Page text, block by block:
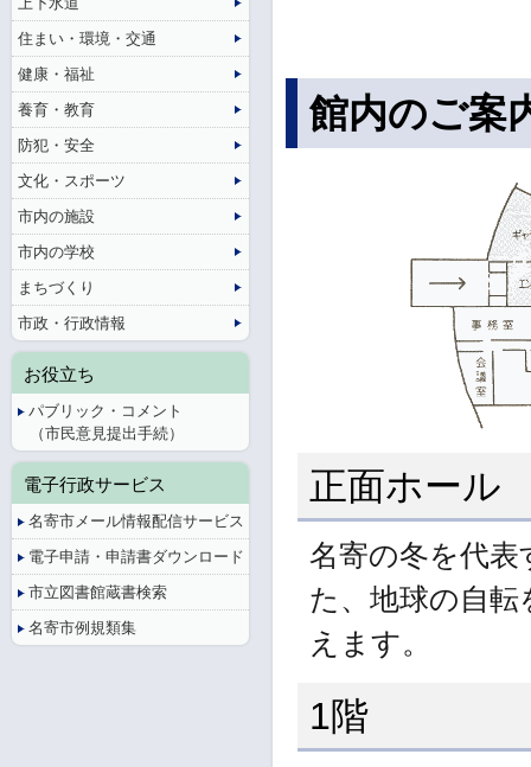
館内のご案
正面ホール
名寄の冬を代
た、地球の自
えます。
1階
住まい・環境・交通
健康・福祉
養育・教育
防犯・安全
文化・スポーツ
市内の施設
市内の学校
まちづくり
市政・行政情報
お役立ち
パブリック・コメント
（市民意見提出手続）
電子行政サービス
名寄市メール情報配信サービス
電子申請・申請書ダウンロード
市立図書館蔵書検索
名寄市例規類集